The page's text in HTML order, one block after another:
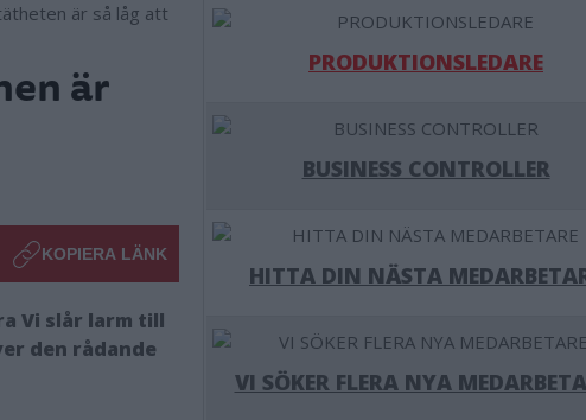
är så låg att
är
KOPIERA LÄNK
Vi slår larm till
den rådande
PRODUKTIONSLEDARE
BUSINESS CONTROLLER
HITTA DIN NÄSTA
VI SÖKER FLERA NYA